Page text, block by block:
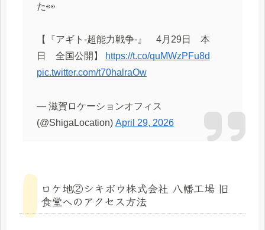
た👀
【『アギト-超能力戦争-』 4月29日 本
日 全国公開】
https://t.co/quMWzPFu8d
pic.twitter.com/t70halraOw
— 滋賀ロケーションオフィス
(@ShigaLocation) April 29, 2026
ロケ地②シキボウ株式会社 八幡工場 旧
食堂へのアクセス方法